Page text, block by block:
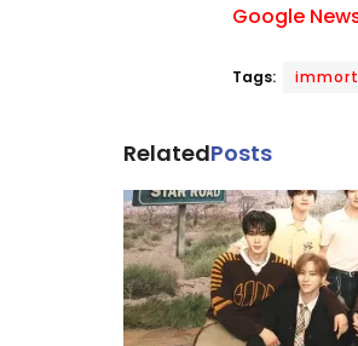
Google
Tags:
RelatedPosts